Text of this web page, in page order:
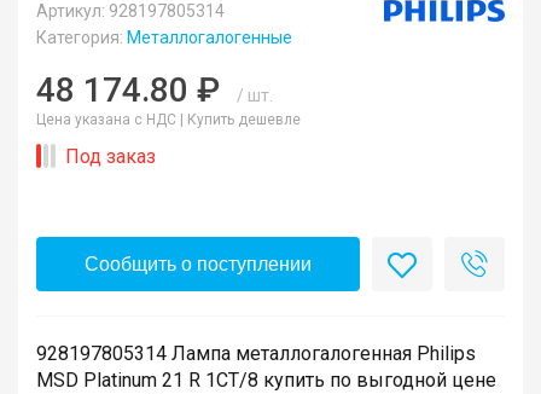
Артикул: 928197805314
Категория: Металлогалогенные
48 174.80 ₽ / шт.
Цена указана с НДС | Купить дешевле
Под заказ
Сообщить о поступлении
928197805314 Лампа металлогалогенная Philips
MSD Platinum 21 R 1CT/8 купить по выгодной цене